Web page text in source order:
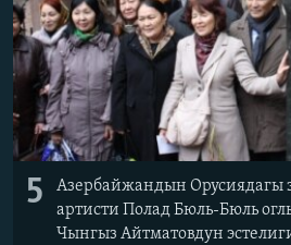
5
Азербайжандын Орусиядагы
артисти Полад Бюль-Бюль
Чынгыз Айтматовдун